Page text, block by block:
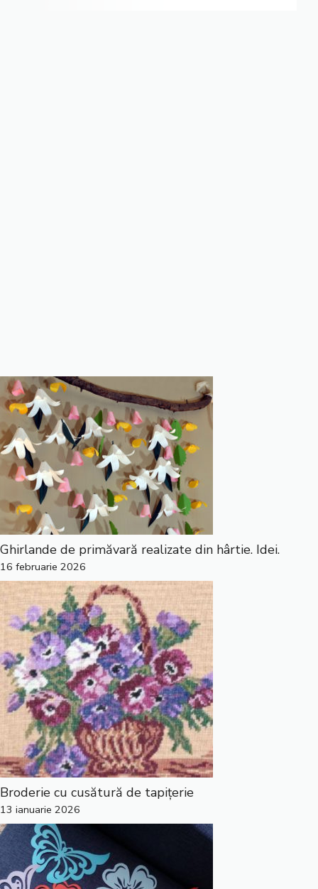
Ghirlande de primăvară realizate din hârtie. Idei.
16 februarie 2026
Broderie cu cusătură de tapițerie
13 ianuarie 2026